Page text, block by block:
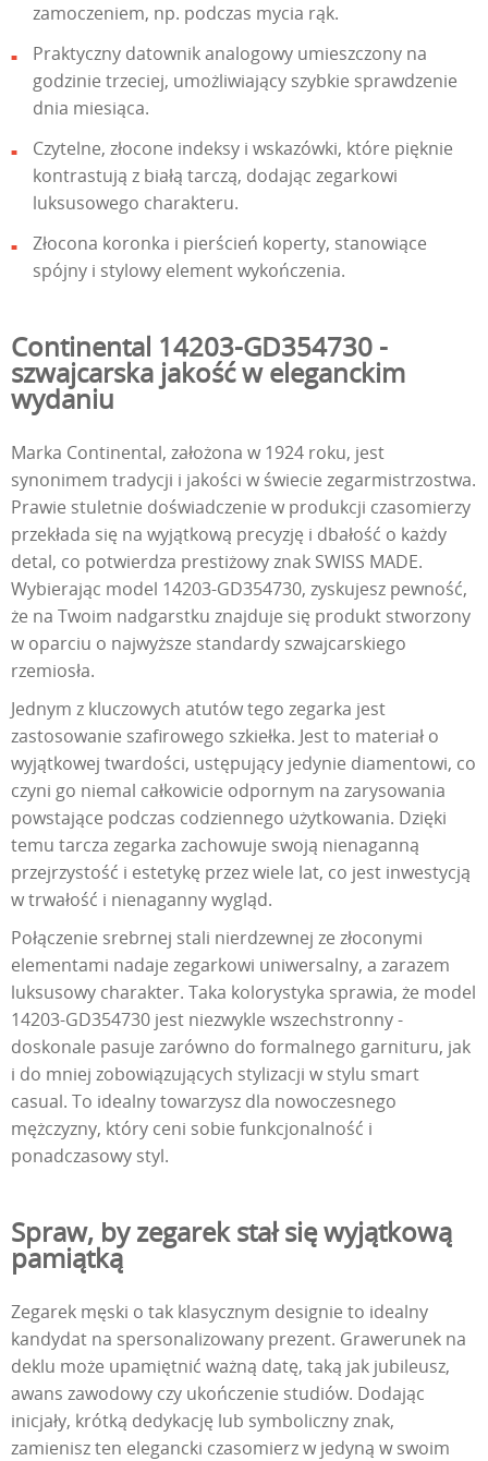
zamoczeniem, np. podczas mycia rąk.
Praktyczny datownik analogowy umieszczony na
godzinie trzeciej, umożliwiający szybkie sprawdzenie
dnia miesiąca.
Czytelne, złocone indeksy i wskazówki, które pięknie
kontrastują z białą tarczą, dodając zegarkowi
luksusowego charakteru.
Złocona koronka i pierścień koperty, stanowiące
spójny i stylowy element wykończenia.
Continental 14203-GD354730 -
szwajcarska jakość w eleganckim
wydaniu
Marka Continental, założona w 1924 roku, jest
synonimem tradycji i jakości w świecie zegarmistrzostwa.
Prawie stuletnie doświadczenie w produkcji czasomierzy
przekłada się na wyjątkową precyzję i dbałość o każdy
detal, co potwierdza prestiżowy znak SWISS MADE.
Wybierając model 14203-GD354730, zyskujesz pewność,
że na Twoim nadgarstku znajduje się produkt stworzony
w oparciu o najwyższe standardy szwajcarskiego
rzemiosła.
Jednym z kluczowych atutów tego zegarka jest
zastosowanie szafirowego szkiełka. Jest to materiał o
wyjątkowej twardości, ustępujący jedynie diamentowi, co
czyni go niemal całkowicie odpornym na zarysowania
powstające podczas codziennego użytkowania. Dzięki
temu tarcza zegarka zachowuje swoją nienaganną
przejrzystość i estetykę przez wiele lat, co jest inwestycją
w trwałość i nienaganny wygląd.
Połączenie srebrnej stali nierdzewnej ze złoconymi
elementami nadaje zegarkowi uniwersalny, a zarazem
luksusowy charakter. Taka kolorystyka sprawia, że model
14203-GD354730 jest niezwykle wszechstronny -
doskonale pasuje zarówno do formalnego garnituru, jak
i do mniej zobowiązujących stylizacji w stylu smart
casual. To idealny towarzysz dla nowoczesnego
mężczyzny, który ceni sobie funkcjonalność i
ponadczasowy styl.
Spraw, by zegarek stał się wyjątkową
pamiątką
Zegarek męski o tak klasycznym designie to idealny
kandydat na spersonalizowany prezent. Grawerunek na
deklu może upamiętnić ważną datę, taką jak jubileusz,
awans zawodowy czy ukończenie studiów. Dodając
inicjały, krótką dedykację lub symboliczny znak,
zamienisz ten elegancki czasomierz w jedyną w swoim